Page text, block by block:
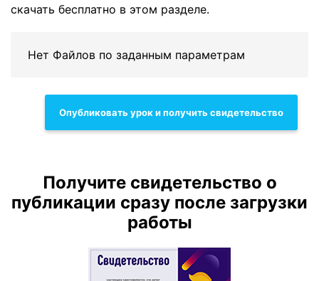
скачать бесплатно в этом разделе.
Нет Файлов по заданным параметрам
Опубликовать урок и получить свидетельство
Получите свидетельство о
публикации сразу после загрузки
работы